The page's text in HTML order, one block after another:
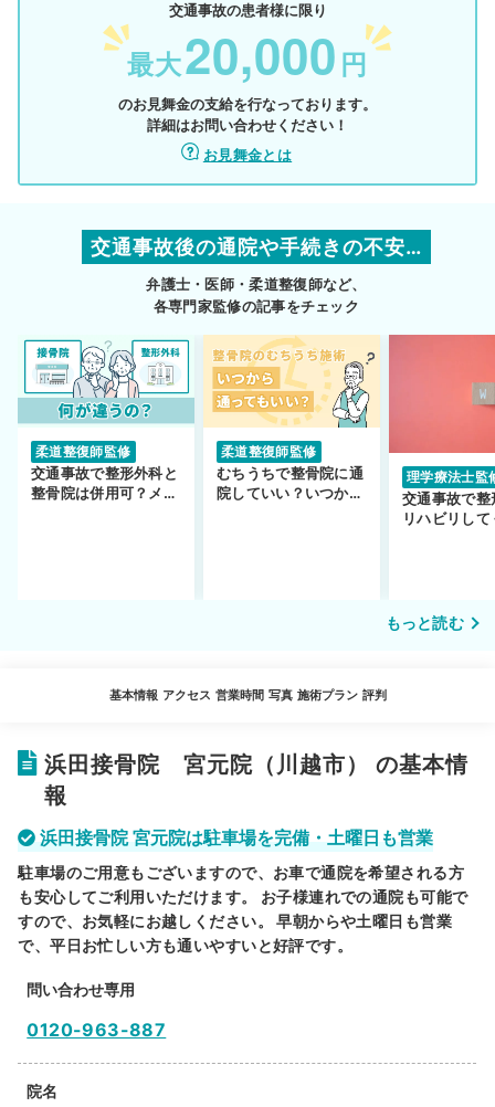
交通事故の患者様に限り
最大20,000 円
のお見舞金の支給を行なっております。
詳細はお問い合わせください！
お見舞金とは
交通事故後の通院や手続きの不安…
弁護士・医師・柔道整復師など、
各専門家監修の記事をチェック
柔道整復師監修
交通事故で整形外科と
整骨院は併用可？メリ
柔道整復師監修
むちうちで整骨院に通
院していい？いつから
理学療法士監
交通事故で整
リハビリして
もっと読む
基本情報 アクセス 営業時間 写真 施術プラン 評判
浜田接骨院 宮元院（川越市） の基本情
報
浜田接骨院 宮元院は駐車場を完備・土曜日も営業
駐車場のご用意もございますので、お車で通院を希望される方
も安心してご利用いただけます。 お子様連れでの通院も可能で
すので、お気軽にお越しください。 早朝からや土曜日も営業
で、平日お忙しい方も通いやすいと好評です。
問い合わせ専用
0120-963-887
院名